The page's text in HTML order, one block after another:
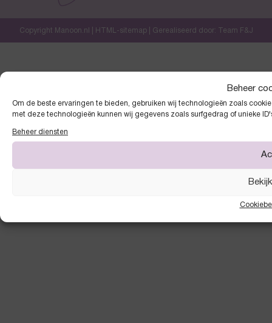
Beheer
Om de beste ervaringen te bieden, gebruiken wij technologieën zoals
met deze technologieën kunnen wij gegevens zoals surfgedrag of unieke
Beheer diensten
Copyright Manoon.nl | HTML-sitemap| Gerealiseerd door: Team F&J